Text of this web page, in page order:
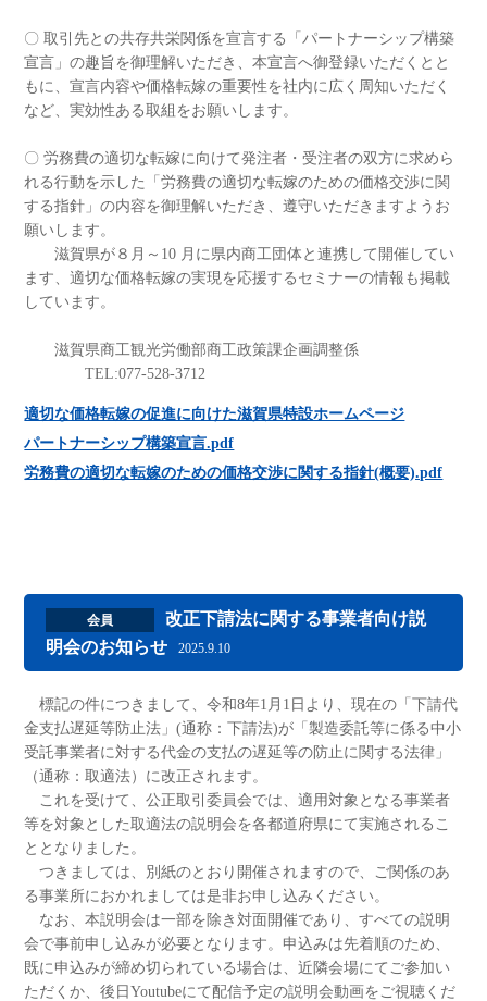
〇 取引先との共存共栄関係を宣言する「パートナーシップ構築
宣言」の趣旨を御理解いただき、本宣言へ御登録いただくとと
もに、宣言内容や価格転嫁の重要性を社内に広く周知いただく
など、実効性ある取組をお願いします。
〇 労務費の適切な転嫁に向けて発注者・受注者の双方に求めら
れる行動を示した「労務費の適切な転嫁のための価格交渉に関
する指針」の内容を御理解いただき、遵守いただきますようお
願いします。
滋賀県が８月～10 月に県内商工団体と連携して開催してい
ます、適切な価格転嫁の実現を応援するセミナーの情報も掲載
しています。
滋賀県商工観光労働部商工政策課企画調整係
TEL:077-528-3712
適切な価格転嫁の促進に向けた滋賀県特設ホームページ
パートナーシップ構築宣言.pdf
労務費の適切な転嫁のための価格交渉に関する指針(概要).pdf
会員
改正下請法に関する事業者向け説
明会のお知らせ
2025.9.10
標記の件につきまして、令和8年1月1日より、現在の「下請代
金支払遅延等防止法」(通称：下請法)が「製造委託等に係る中小
受託事業者に対する代金の支払の遅延等の防止に関する法律」
（通称：取適法）に改正されます。
これを受けて、公正取引委員会では、適用対象となる事業者
等を対象とした取適法の説明会を各都道府県にて実施されるこ
ととなりました。
つきましては、別紙のとおり開催されますので、ご関係のあ
る事業所におかれましては是非お申し込みください。
なお、本説明会は一部を除き対面開催であり、すべての説明
会で事前申し込みが必要となります。申込みは先着順のため、
既に申込みが締め切られている場合は、近隣会場にてご参加い
ただくか、後日Youtubeにて配信予定の説明会動画をご視聴くだ